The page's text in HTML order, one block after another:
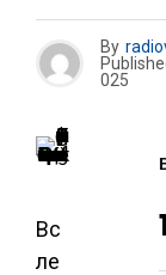
By
025
Вс
ле